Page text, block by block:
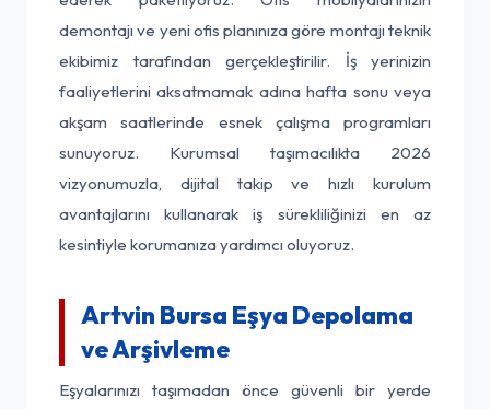
demontajı ve yeni ofis planınıza göre montajı teknik
ekibimiz tarafından gerçekleştirilir. İş yerinizin
faaliyetlerini aksatmamak adına hafta sonu veya
akşam saatlerinde esnek çalışma programları
sunuyoruz. Kurumsal taşımacılıkta 2026
vizyonumuzla, dijital takip ve hızlı kurulum
avantajlarını kullanarak iş sürekliliğinizi en az
kesintiyle korumanıza yardımcı oluyoruz.
Artvin Bursa Eşya Depolama
ve Arşivleme
Eşyalarınızı taşımadan önce güvenli bir yerde